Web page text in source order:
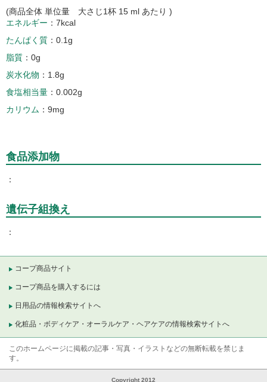
(商品全体 単位量 大さじ1杯 15 ml あたり )
エネルギー
7kcal
たんぱく質
0.1g
脂質
0g
炭水化物
1.8g
食塩相当量
0.002g
カリウム
9mg
食品添加物
遺伝子組換え
コープ商品サイト
コープ商品を購入するには
日用品の情報検索サイトへ
化粧品・ボディケア・オーラルケア・ヘアケアの情報検索サイトへ
このホームページに掲載の記事・写真・イラストなどの無断転載を禁じま
す。
Copyright 2012